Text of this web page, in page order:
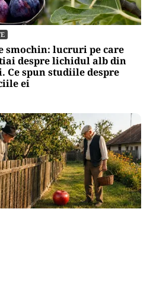
smochin: lucruri pe care
despre lichidul alb din
Ce spun studiile despre
ei